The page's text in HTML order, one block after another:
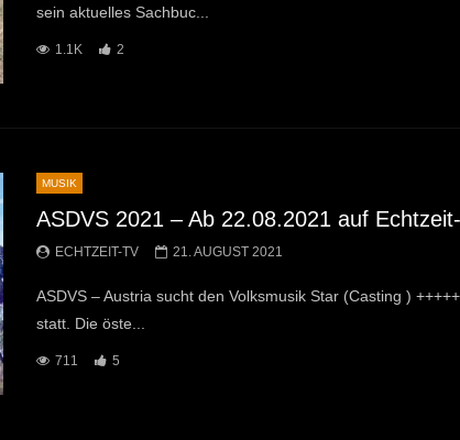
Später Ansehen
sein aktuelles Sachbuc...
1.1K 2
Später Ansehen
MUSIK
ASDVS 2021 – Ab 22.08.2021 auf
ECHTZEIT-TV 21. AUGUST 2021
ASDVS – Austria sucht den Volksmusik Star (Casting )
statt. Die öste...
711 5